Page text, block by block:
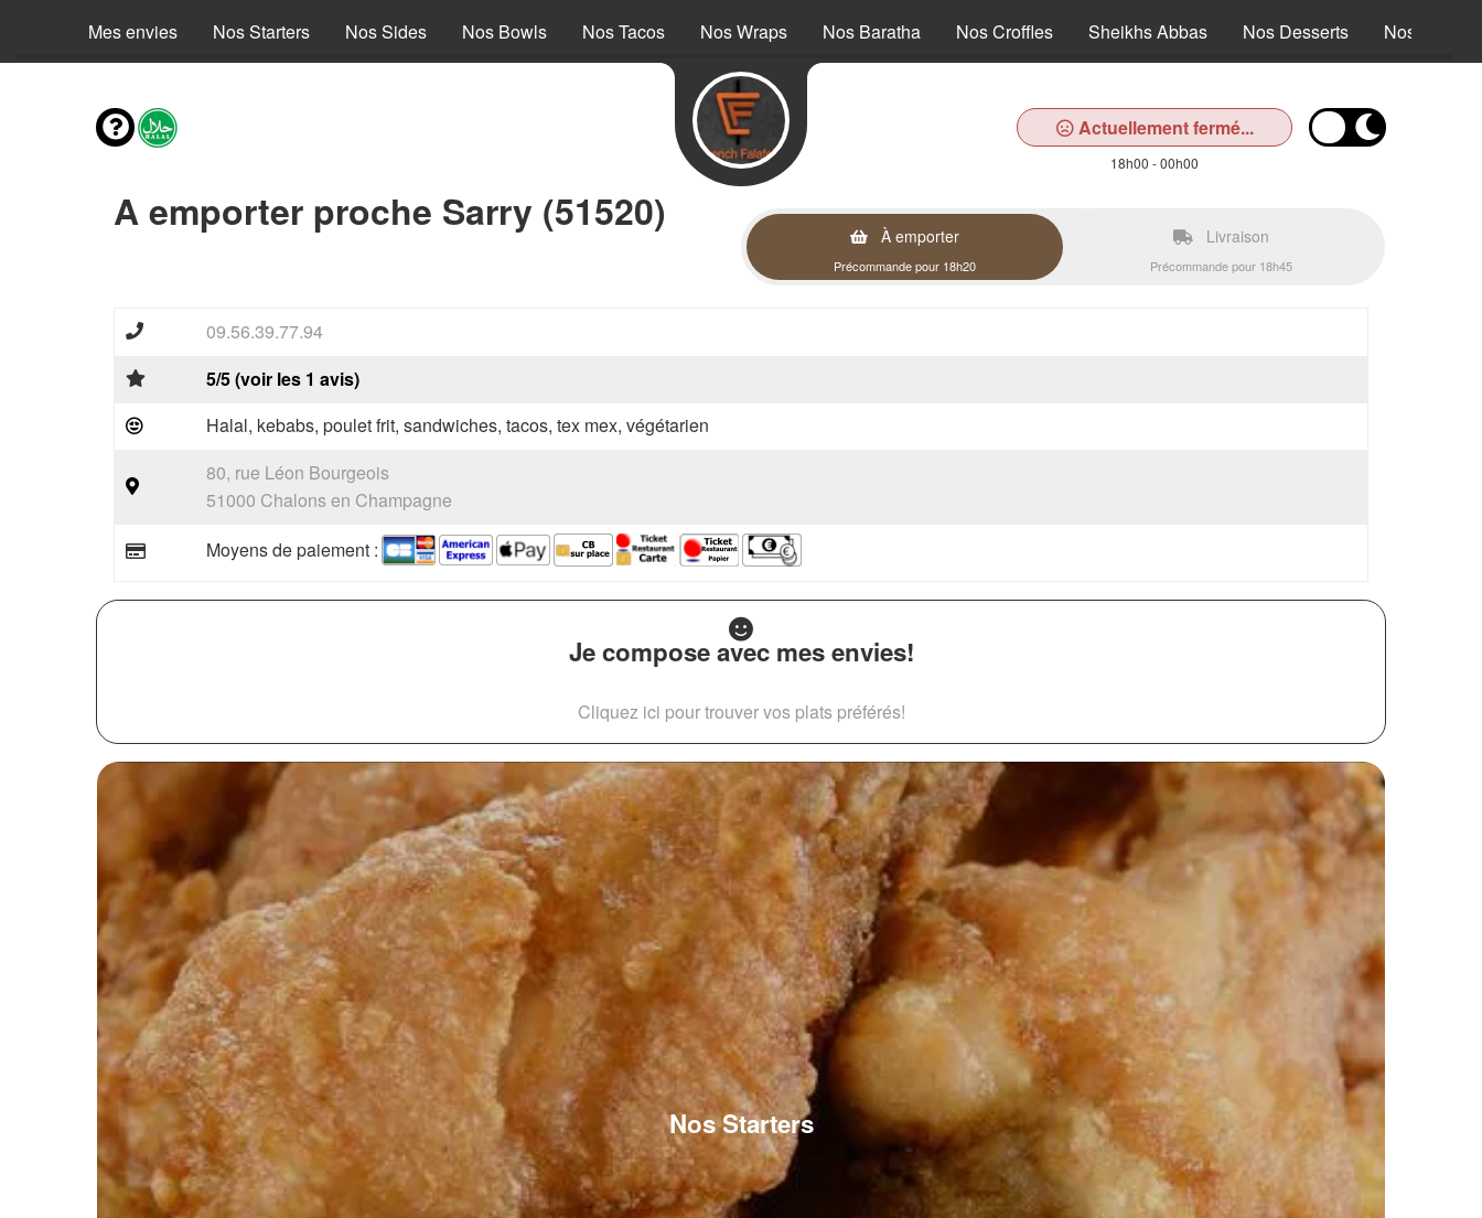
Mes envies Nos Starters Nos Sides Nos Bowls Nos Tacos Nos Wraps Nos Baratha Nos Croffles Sheikhs Abbas Nos Desserts Nos
Actuellement fermé...
18h00 - 00h00
A emporter proche Sarry (51520) À emporter
Précommande pour 18h20
Livraison
Précommande pour 18h45
09.56.39.77.94
5/5 (voir les 1 avis)
Halal, kebabs, poulet frit, sandwiches, tacos, tex mex, végétarien
80, rue Léon Bourgeois
51000 Chalons en Champagne
Moyens de paiement :
Je compose avec mes envies!
Cliquez ici pour trouver vos plats préférés!
Nos Starters